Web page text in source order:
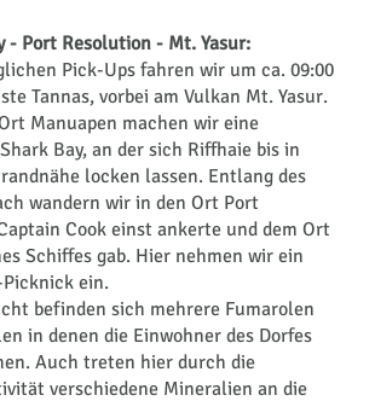
- Port Resolution - Mt. Yasur:
Pick-Ups fahren wir um ca. 09:00
Tannas, vorbei am Vulkan Mt. Yasur.
Manuapen machen wir eine
Bay, an der sich Riffhaie bis in
locken lassen. Entlang des
wandern wir in den Ort Port
Cook einst ankerte und dem Ort
Schiffes gab. Hier nehmen wir ein
ein.
befinden sich mehrere Fumarolen
in denen die Einwohner des Dorfes
Auch treten hier durch die
verschiedene Mineralien an die